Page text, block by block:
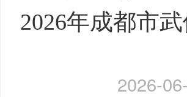
2026年成都市
2026-